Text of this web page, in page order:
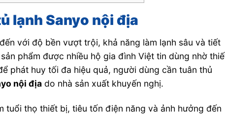
lạnh Sanyo nội địa
với độ bền vượt trội, khả năng làm lạnh sâu và tiết
phẩm được nhiều hộ gia đình Việt tin dùng nhờ
phát huy tối đa hiệu quả, người dùng cần tuân thủ
nội địa do nhà sản xuất khuyến nghị.
tuổi thọ thiết bị, tiêu tốn điện năng và ảnh hưởng đến